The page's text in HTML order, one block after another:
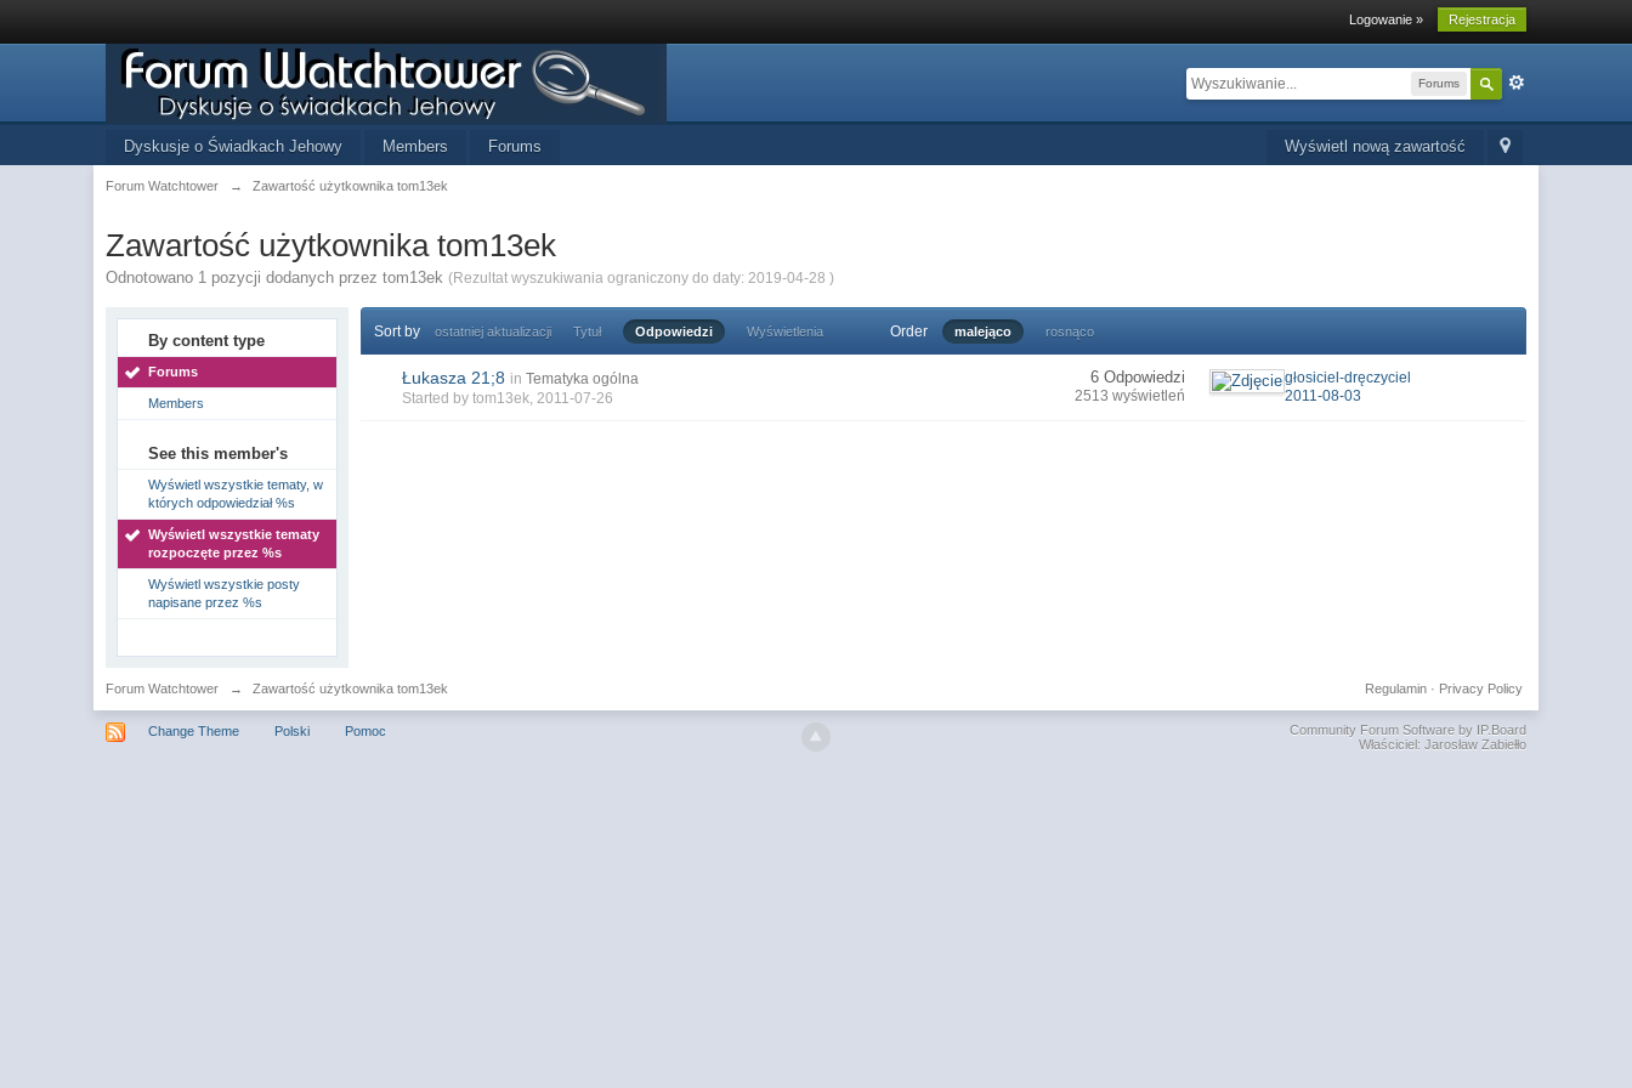
Logowanie » Rejestracja
Forums
Wyświetl nową zawartość
Dyskusje o Świadkach Jehowy Members Forums
Forum Watchtower → Zawartość użytkownika tom13ek
Zawartość użytkownika tom13ek
Odnotowano 1 pozycji dodanych przez tom13ek (Rezultat wyszukiwania ograniczony do daty: 2019-04-28 )
By content type
Forums
Members
See this member's
Wyświetl wszystkie tematy, w
których odpowiedział %s
Wyświetl wszystkie tematy
rozpoczęte przez %s
Wyświetl wszystkie posty
napisane przez %s
Sort by ostatniej aktualizacji Tytuł Odpowiedzi Wyświetlenia Order malejąco rosnąco
Łukasza 21;8 in Tematyka ogólna
Started bytom13ek, 2011-07-26
6 Odpowiedzi
2513 wyświetleń
głosiciel-dręczyciel
2011-08-03
Forum Watchtower → Zawartość użytkownika tom13ek Privacy Policy
Regulamin·
Change Theme Polski Pomoc
Community Forum Software by IP.Board
Właściciel: Jarosław Zabiełło